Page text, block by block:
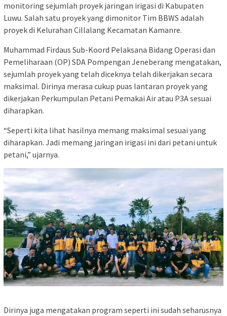
monitoring sejumlah proyek jaringan irigasi di Kabupaten
Luwu. Salah satu proyek yang dimonitor Tim BBWS adalah
proyek di Kelurahan Cillalang Kecamatan Kamanre.
Muhammad Firdaus Sub-Koord Pelaksana Bidang Operasi dan
Pemeliharaan (OP) SDA Pompengan Jeneberang mengatakan,
sejumlah proyek yang telah diceknya telah dikerjakan secara
maksimal. Dirinya merasa cukup puas lantaran proyek yang
dikerjakan Perkumpulan Petani Pemakai Air atau P3A sesuai
diharapkan.
“Seperti kita lihat hasilnya memang maksimal sesuai yang
diharapkan. Jadi memang jaringan irigasi ini dari petani untuk
petani,” ujarnya.
Dirinya juga mengatakan program seperti ini sudah seharusnya